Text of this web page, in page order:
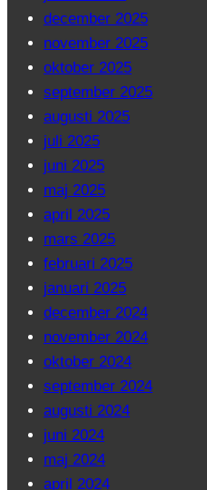
december 2025
november 2025
oktober 2025
september 2025
augusti 2025
juli 2025
juni 2025
maj 2025
april 2025
mars 2025
februari 2025
januari 2025
december 2024
november 2024
oktober 2024
september 2024
augusti 2024
juni 2024
maj 2024
april 2024